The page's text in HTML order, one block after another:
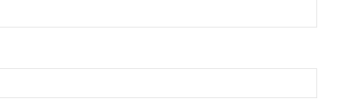
Etats-Unis
English
Español